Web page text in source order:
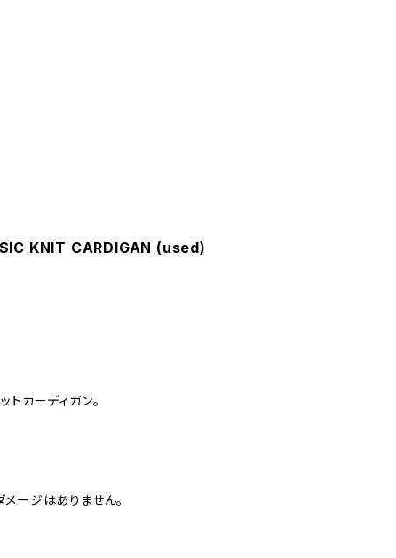
KNIT CARDIGAN (used)
トカーディガン。
ージはありません。